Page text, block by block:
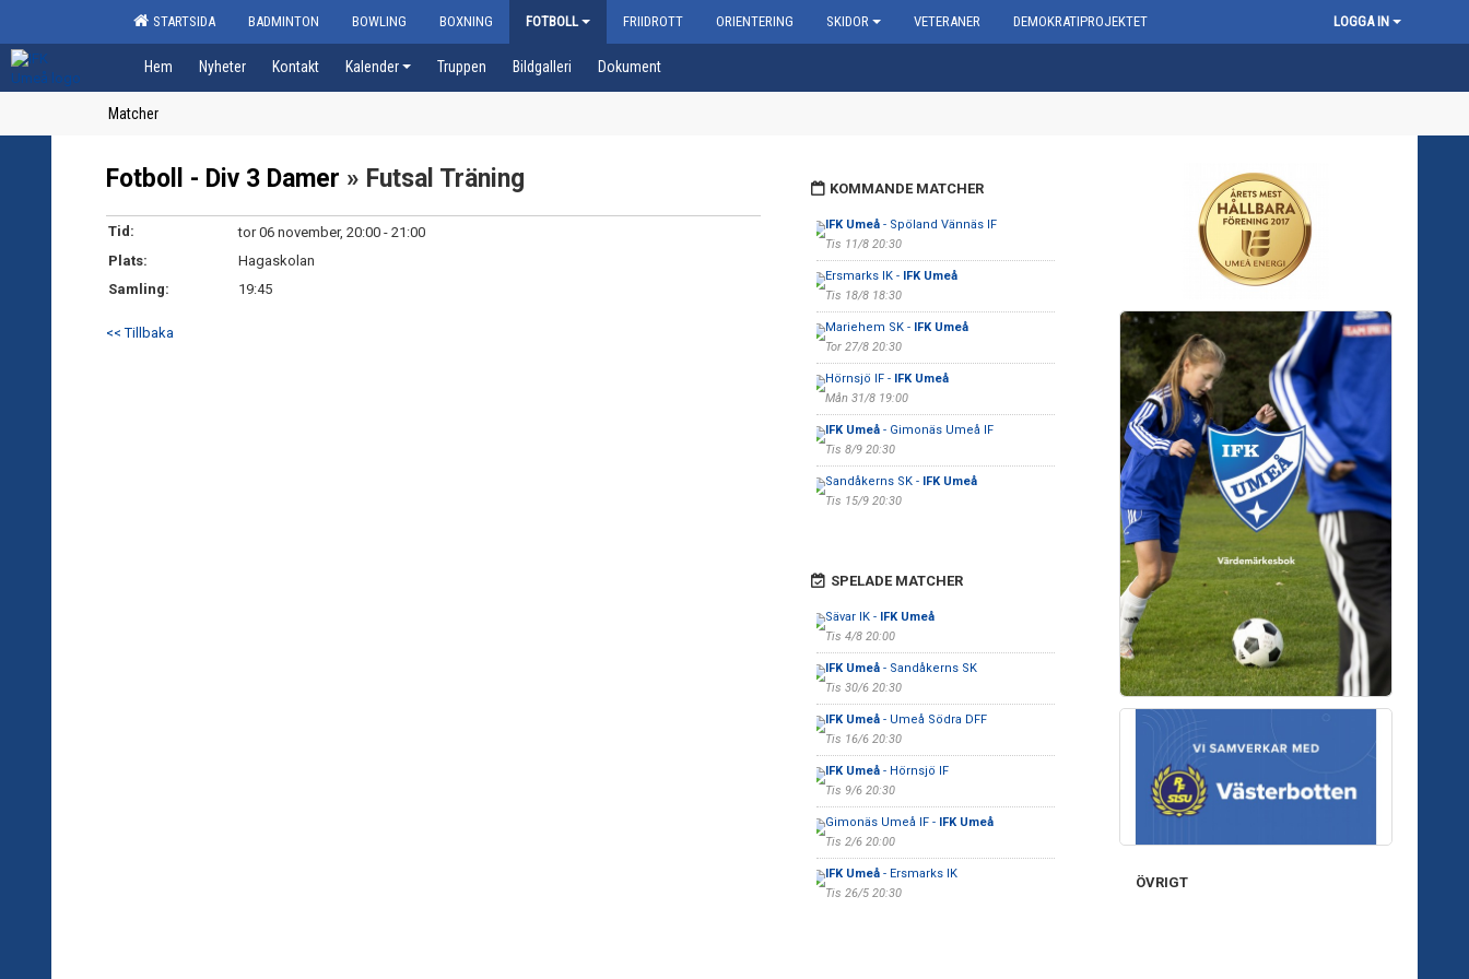
STARTSIDA BADMINTON BOWLING BOXNING FOTBOLL FRIIDROTT ORIENTERING SKIDOR VETERANER DEMOKRATIPROJEKTET LOGGA IN
Hem Nyheter Kontakt Kalender Truppen Bildgalleri Dokument
Matcher
Fotboll - Div 3 Damer » Futsal Träning
Tid:
tor 06 november, 20:00 - 21:00
Plats:
Hagaskolan
Samling:
19:45
<< Tillbaka
KOMMANDE MATCHER
IFK Umeå- Spöland Vännäs IF
Tis 11/8 20:30
Ersmarks IK - IFK Umeå
Tis 18/8 18:30
Mariehem SK - IFK Umeå
Tor 27/8 20:30
Hörnsjö IF - IFK Umeå
Mån 31/8 19:00
IFK Umeå- Gimonäs Umeå IF
Tis 8/9 20:30
Sandåkerns SK - IFK Umeå
Tis 15/9 20:30
SPELADE MATCHER
Sävar IK - IFK Umeå
Tis 4/8 20:00
IFK Umeå- Sandåkerns SK
Tis 30/6 20:30
IFK Umeå- Umeå Södra DFF
Tis 16/6 20:30
IFK Umeå- Hörnsjö IF
Tis 9/6 20:30
Gimonäs Umeå IF - IFK Umeå
Tis 2/6 20:00
IFK Umeå- Ersmarks IK
Tis 26/5 20:30
ÖVRIGT